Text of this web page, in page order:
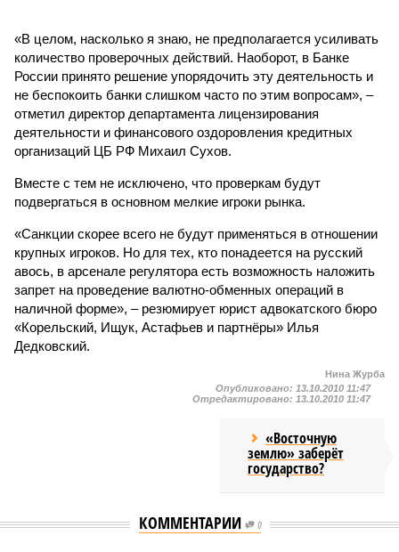
«В целом, насколько я знаю, не предполагается усиливать
количество проверочных действий. Наоборот, в Банке
России принято решение упорядочить эту деятельность и
не беспокоить банки слишком часто по этим вопросам», –
отметил директор департамента лицензирования
деятельности и финансового оздоровления кредитных
организаций ЦБ РФ Михаил Сухов.
Вместе с тем не исключено, что проверкам будут
подвергаться в основном мелкие игроки рынка.
«Санкции скорее всего не будут применяться в отношении
крупных игроков. Но для тех, кто понадеется на русский
авось, в арсенале регулятора есть возможность наложить
запрет на проведение валютно-обменных операций в
наличной форме», – резюмирует юрист адвокатского бюро
«Корельский, Ищук, Астафьев и партнёры» Илья
Дедковский.
Нина Журба
Опубликовано: 13.10.2010 11:47
Отредактировано: 13.10.2010 11:47
«Восточную
землю» заберёт
государство?
КОММЕНТАРИИ 0